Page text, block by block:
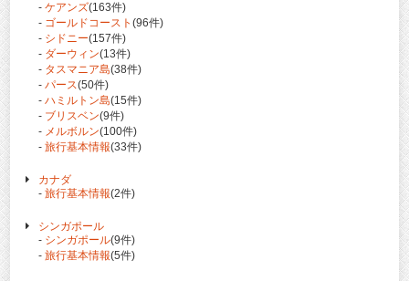
- ケアンズ(163件)
- ゴールドコースト (96件)
- シドニー(157件)
- ダーウィン(13件)
- タスマニア島(38件)
- パース(50件)
- ハミルトン島(15件)
- ブリスベン(9件)
- メルボルン(100件)
- 旅行基本情報(33件)
カナダ
- 旅行基本情報(2件)
シンガポール
- シンガポール(9件)
- 旅行基本情報(5件)